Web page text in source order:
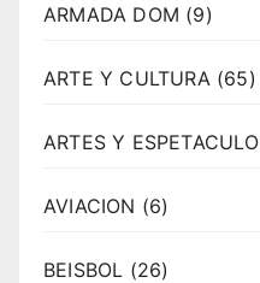
ARMADA DOM (9)
ARTE Y CULTURA (65)
ARTES Y ESPETACULO
AVIACION (6)
BEISBOL (26)